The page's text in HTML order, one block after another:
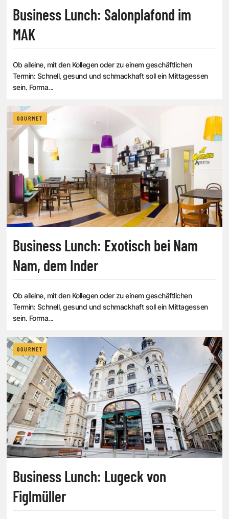
Business Lunch: Salonplafond im
MAK
Ob alleine, mit den Kollegen oder zu einem geschäftlichen
Termin: Schnell, gesund und schmackhaft soll ein Mittagessen
sein. Forma...
GOURMET
Business Lunch: Exotisch bei Nam
Nam, dem Inder
Ob alleine, mit den Kollegen oder zu einem geschäftlichen
Termin: Schnell, gesund und schmackhaft soll ein Mittagessen
sein. Forma...
GOURMET
Business Lunch: Lugeck von
Figlmüller